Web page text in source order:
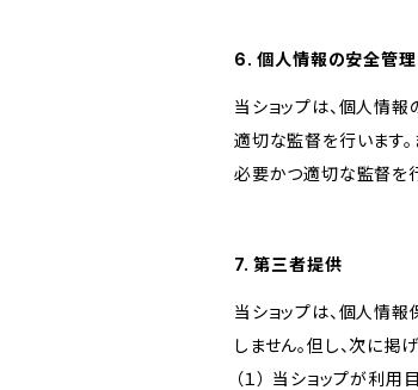
6. 個人情報の安全管理
当ショップは、個人情
適切な監督を行います
必要かつ適切な監督を
7. 第三者提供
当ショップは、個人情
しません。但し、次に
（１） 当ショップが利